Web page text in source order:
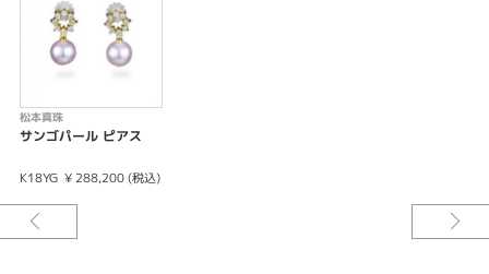
松本真珠
サンゴパール ピアス
K18YG ¥ 288,200 (税込)